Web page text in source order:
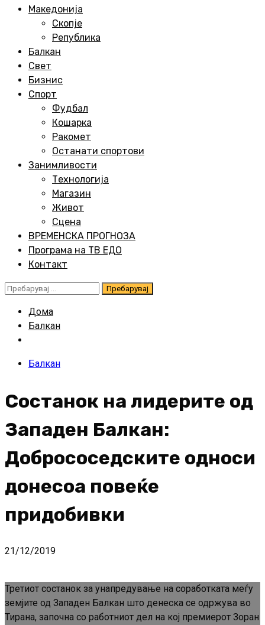
Македонија
Скопје
Република
Балкан
Свет
Бизнис
Спорт
Фудбал
Кошарка
Ракомет
Останати спортови
Занимливости
Технологија
Магазин
Живот
Сцена
ВРЕМЕНСКА ПРОГНОЗА
Програма на ТВ ЕДО
Контакт
Пребарувај
Дома
Балкан
Балкан
Состанок на лидерите од
Западен Балкан:
Добрососедските односи
донесоа повеќе
придобивки
21/12/2019
Третиот состанок за унапредување на соработката меѓу
земјите од Западен Балкан што денеска се одржува во
Тирана, започна со работниот дел на кој премиерот Зоран